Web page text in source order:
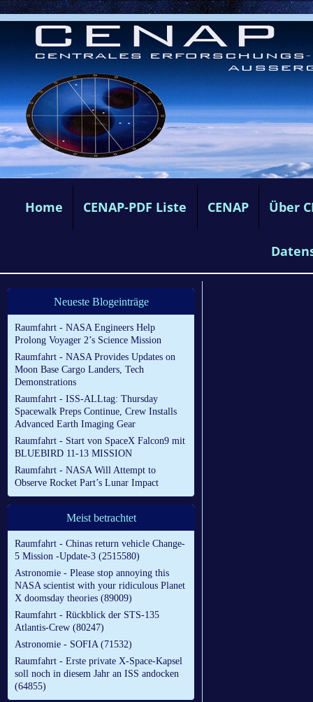
Home CENAP-PDF Liste CENAP Über
Neueste Blogeinträge
Raumfahrt - NASA Engineers Help
Prolong Voyager 2’s Science Mission
Raumfahrt - NASA Provides Updates on
Moon Base Cargo Landers, Tech
Demonstrations
Raumfahrt - ISS-ALLtag: Thursday
Spacewalk Preps Continue, Crew Installs
Advanced Earth Imaging Gear
Raumfahrt - Start von SpaceX Falcon9 mit
BLUEBIRD 11-13 MISSION
Raumfahrt - NASA Will Attempt to
Observe Rocket Part’s Lunar Impact
Meist betrachtet
Raumfahrt - Chinas return vehicle Change-
5 Mission -Update-3 (2515580)
Astronomie - Please stop annoying this
NASA scientist with your ridiculous Planet
X doomsday theories (89009)
Raumfahrt - Rückblick der STS-135
Atlantis-Crew (80247)
Astronomie - SOFIA (71532)
Raumfahrt - Erste private X-Space-Kapsel
soll noch in diesem Jahr an ISS andocken
(64855)